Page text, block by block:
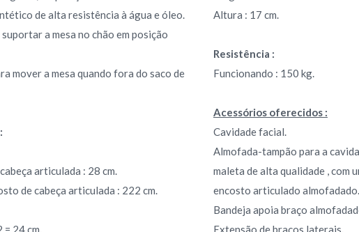
de alta resistência à água e óleo.
a mesa no chão em posição
mover a mesa quando fora do saco de
articulada : 28 cm.
de cabeça articulada : 222 cm.
= 24 cm.
Altura : 17 cm.
Resistência :
Funcionando : 150 kg.
Acessórios oferecidos :
Cavidade facial.
Almofada-tampão para a
maleta de alta qualidade , com
encosto articulado almofadado.
Bandeja apoia braço
Extensão de braços laterais.